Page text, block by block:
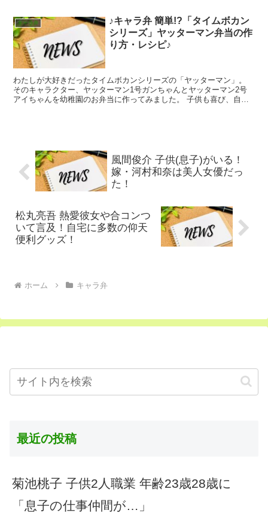
キャラ弁
♪キャラ弁 簡単!?「タイムボカン
シリーズ」ヤッターマン弁当の作
り方・レシピ♪
わたしが大好きだったタイムボカンシリーズの「ヤッターマン」。
そのキャラクター、ヤッターマン1号ガンちゃんとヤッターマン2号
アイちゃんを幼稚園のお弁当に作ってみました。 子供も喜び、自分
風間俊介 子供(息子)がいる！
嫁・河村和奈は美人女優だっ
た！
松丸亮吾 熱愛彼女や合コンつ
いて言及！自宅に多数の仰天
便利グッズ！
ホーム キャラ弁
最近の投稿
菊池桃子 子供2人職業 年齢23歳28歳に
「息子の仕事仲間が…」